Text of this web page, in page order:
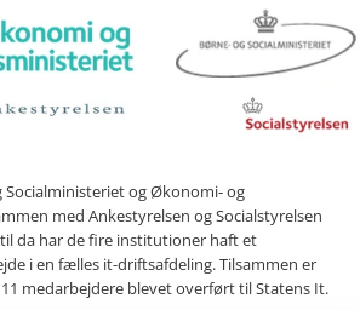
Socialministeriet og Økonomi- og
med Ankestyrelsen og Socialstyrelsen
da har de fire institutioner haft et
i en fælles it-driftsafdeling. Tilsammen er
medarbejdere blevet overført til Statens It.